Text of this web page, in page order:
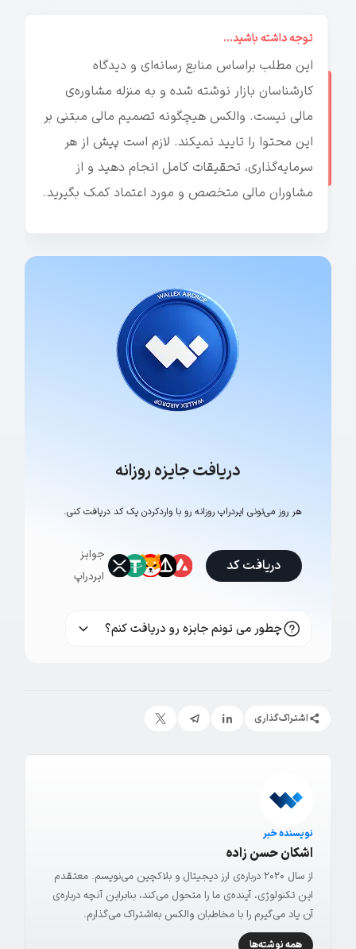
توجه داشته باشید...
این مطلب براساس منابع رسانه‌ای و دیدگاه
کارشناسان بازار نوشته شده و به منزله مشاوره‌ی
مالی نیست. والکس هیچگونه تصمیم مالی مبتنی بر
این محتوا را تایید نمیکند. لازم است پیش از هر
سرمایه‌گذاری، تحقیقات کامل انجام دهید و از
مشاوران مالی متخصص و مورد اعتماد کمک بگیرید.
دریافت جایزه روزانه
هر روز می‌تونی ایردراپ روزانه رو با وارد‌کردن یک کد دریافت کنی.
جوایز
ایردراپ
دریافت کد
چطور می تونم جایزه رو دریافت کنم؟
اشتراک‌گذاری
نویسنده خبر
اشکان حسن زاده
از سال ۲۰۲۰ درباره‌ی ارز دیجیتال و بلاکچین می‌نویسم. معتقدم
این تکنولوژی، آینده‌ی ما را متحول می‌کند، بنابراین آنچه درباره‌ی
آن یاد می‌گیرم را با مخاطبان والکس به‌اشتراک می‌گذارم.
همه نوشته‌ها